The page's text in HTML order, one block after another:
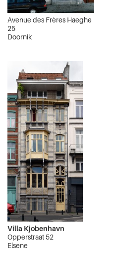
Avenue des Frères Haeghe
25
Doornik
Villa Kjobenhavn
Opperstraat 52
Elsene